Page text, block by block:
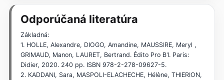
Odporúčaná literatúra
Základná:
1. HOLLE, Alexandre, DIOGO, Amandine, MAUSSIRE, Meryl ,
GRIMAUD, Manon, LAURET, Bertrand. Édito Pro B1. Paris:
Didier, 2020. 240 pp. ISBN 978-2-278-09627-5.
2. KADDANI, Sara, MASPOLI-ELACHECHE, Hélène, THIERION,